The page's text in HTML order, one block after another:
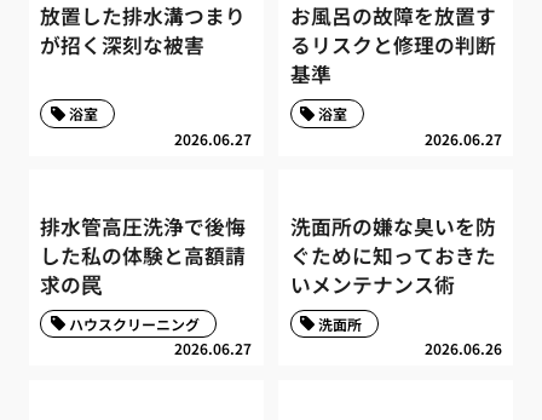
放置した排水溝つまり
が招く深刻な被害
2026.06.27
浴室
お風呂の故障を放置す
るリスクと修理の判断
基準
2026.06.27
浴室
排水管高圧洗浄で後悔
した私の体験と高額請
求の罠
2026.06.27
ハウスクリーニング
洗面所の嫌な臭いを防
ぐために知っておきた
いメンテナンス術
2026.06.26
洗面所